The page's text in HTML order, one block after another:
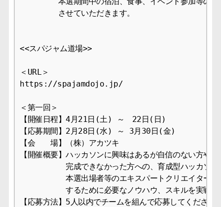
させていただきます。
<<スパジャム道場>>
＜URL＞
https://spajamdojo.jp/
＜第一回＞
【開催日程】4月21日(土) ～　22日(日)
【応募期間】2月28日(水) ～ 3月30日(金)
【会　　場】（株）アカツキ
【開催概要】ハッカソンに興味はあるが自信のない方や
完成できなかった方への、育成型ハッカソンで
本選出場者等のエキスパートクリエイターが、
するために必要なノウハウ、スキルを実戦形式
【応募方法】5人以内でチームを組んで応募してください